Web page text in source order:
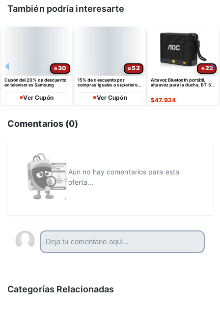
También podría interesarte
30
Cupón del 20% de descuento
en televisores Samsung
Ver Cupón
52
15% de descuento por
compras iguales o superiores
de dto
Ver Cupón
22
Altavoz Bluetooth portátil,
altaavoz para la ducha, BT 5.4
$47.924
Comentarios (0)
Aún no hay comentarios para esta
oferta...
Categorías Relacionadas